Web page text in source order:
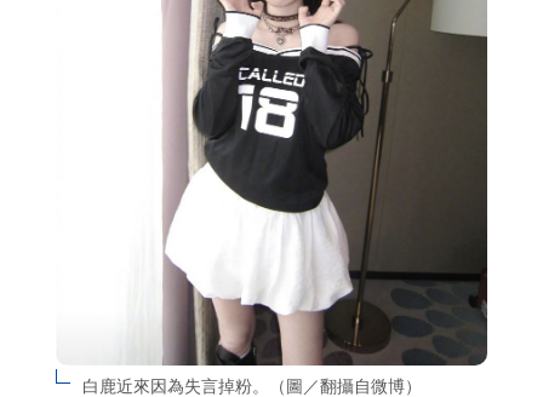
白鹿近來因為失言掉粉。（圖／翻攝自微博）